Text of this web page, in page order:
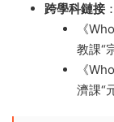
跨學科鏈接 ​：
《
教課“
《
濟課“